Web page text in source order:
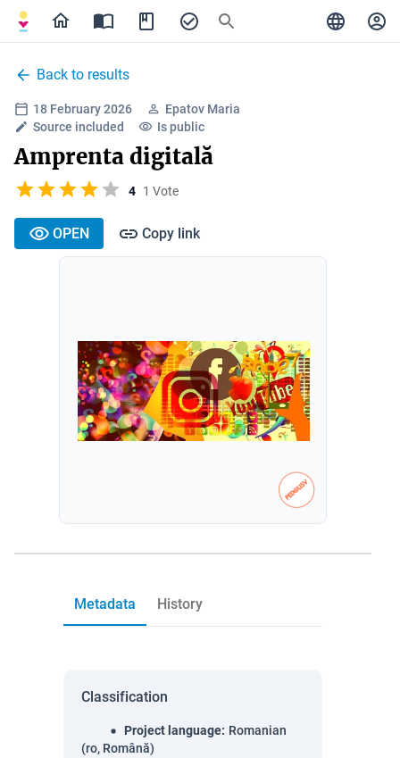
Back to results
18 February 2026
Epatov Maria
Source included
Is public
Amprenta digitală
4 1 Vote
OPEN Copy link
Metadata History
Classification
Project language: Romanian
(ro, Română)